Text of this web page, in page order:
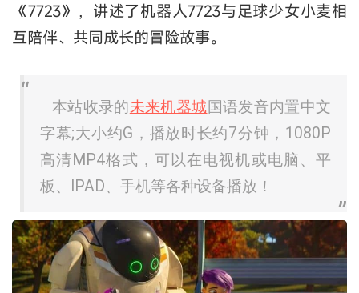
《7723》，讲述了机器人7723与足球少女小麦相
互陪伴、共同成长的冒险故事。
本站收录的未来机器城国语发音内置中文
字幕;大小约G，播放时长约7分钟，1080P
高清MP4格式，可以在电视机或电脑、平
板、IPAD、手机等各种设备播放！